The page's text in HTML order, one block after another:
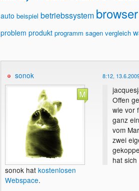
auto beispiel betriebssystem browser
problem produkt programm sagen vergleich
sonok
sonok hat kostenlosen
Webspace.
8:12,
Offen
wie vor
ganz
vom
zwei
hat